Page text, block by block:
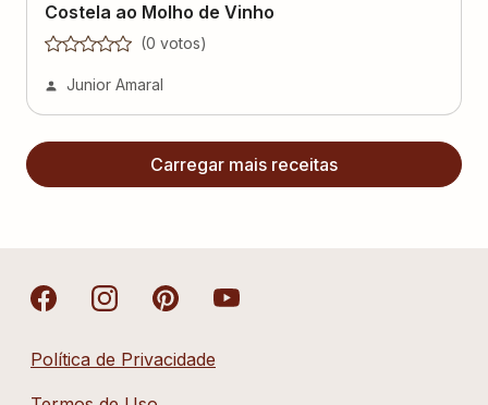
Costela ao Molho de Vinho
(0 votos)
Junior Amaral
Carregar mais receitas
Política de Privacidade